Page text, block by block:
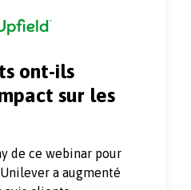
ont-ils
sur les
de ce webinar pour
a augmenté